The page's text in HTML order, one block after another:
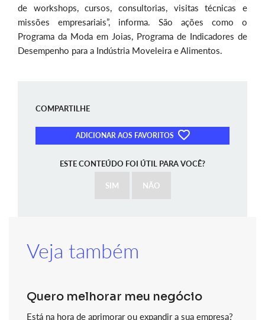
de workshops, cursos, consultorias, visitas técnicas e
missões empresariais”, informa. São ações como o
Programa da Moda em Joias, Programa de Indicadores de
Desempenho para a Indústria Moveleira e Alimentos.
COMPARTILHE
ADICIONAR AOS FAVORITOS
ESTE CONTEÚDO FOI ÚTIL PARA VOCÊ?
SIM NÃO
Veja também
Quero melhorar meu negócio
Está na hora de aprimorar ou expandir a sua empresa?